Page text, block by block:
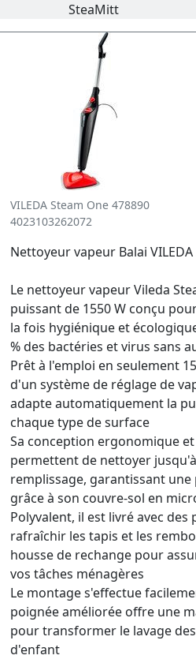
SteaMitt
VILEDA Steam One 478890
4023103262072
Nettoyeur vapeur Balai
Le nettoyeur vapeur Vileda
puissant de 1550 W conçu
la fois hygiénique et
% des bactéries et virus sans
Prêt à l'emploi en seulement
d'un système de réglage de
adapte automatiquement la
chaque type de surface
Sa conception ergonomique
permettent de nettoyer
remplissage, garantissant
grâce à son couvre-sol en
Polyvalent, il est livré avec
rafraîchir les tapis et les
housse de rechange pour
vos tâches ménagères
Le montage s'effectue
poignée améliorée offre une
pour transformer le lavage
d'enfant